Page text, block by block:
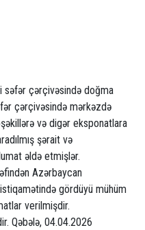
səfər çərçivəsində doğma
çərçivəsində mərkəzdə
və digər eksponatlara
şərait və
əldə etmişlər.
Azərbaycan
gördüyü mühüm
verilmişdir.
Qəbələ, 04.04.2026